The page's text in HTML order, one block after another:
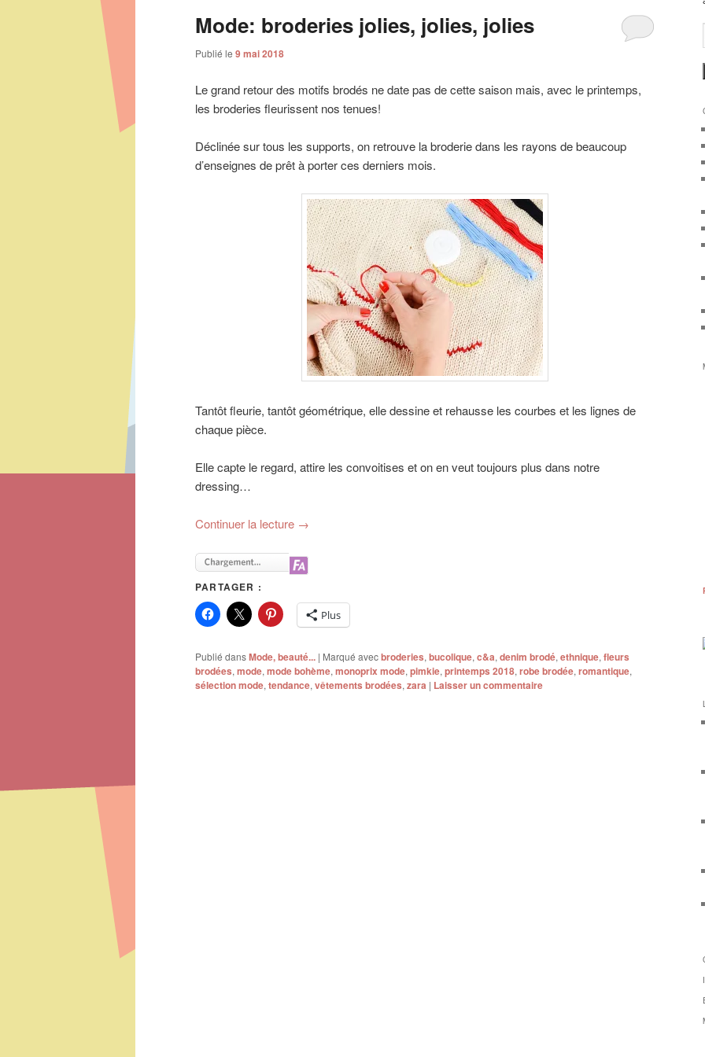
Mode: broderies jolies, jolies, jolies
Publié le 9 mai 2018
Le grand retour des motifs brodés ne date pas de cette saison mais, avec le printemps,
les broderies fleurissent nos tenues!
Déclinée sur tous les supports, on retrouve la broderie dans les rayons de beaucoup
d’enseignes de prêt à porter ces derniers mois.
Tantôt fleurie, tantôt géométrique, elle dessine et rehausse les courbes et les lignes de
chaque pièce.
Elle capte le regard, attire les convoitises et on en veut toujours plus dans notre
dressing…
Continuer la lecture →
PARTAGER :
Plus
Publié dansMode, beauté... | Marqué avecbroderies, bucolique, c&a, denim brodé, ethnique, fleurs
brodées, mode, mode bohème, monoprix mode, pimkie, printemps 2018, robe brodée, romantique,
sélection mode, tendance, vêtements brodées, zara | Laisser un commentaire